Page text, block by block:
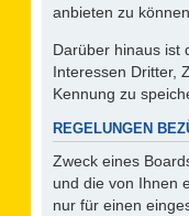
anbieten zu können.
Darüber hinaus ist
Interessen Dritter,
Kennung zu
REGELUNGEN
Zweck eines
und die von Ihnen
nur für einen